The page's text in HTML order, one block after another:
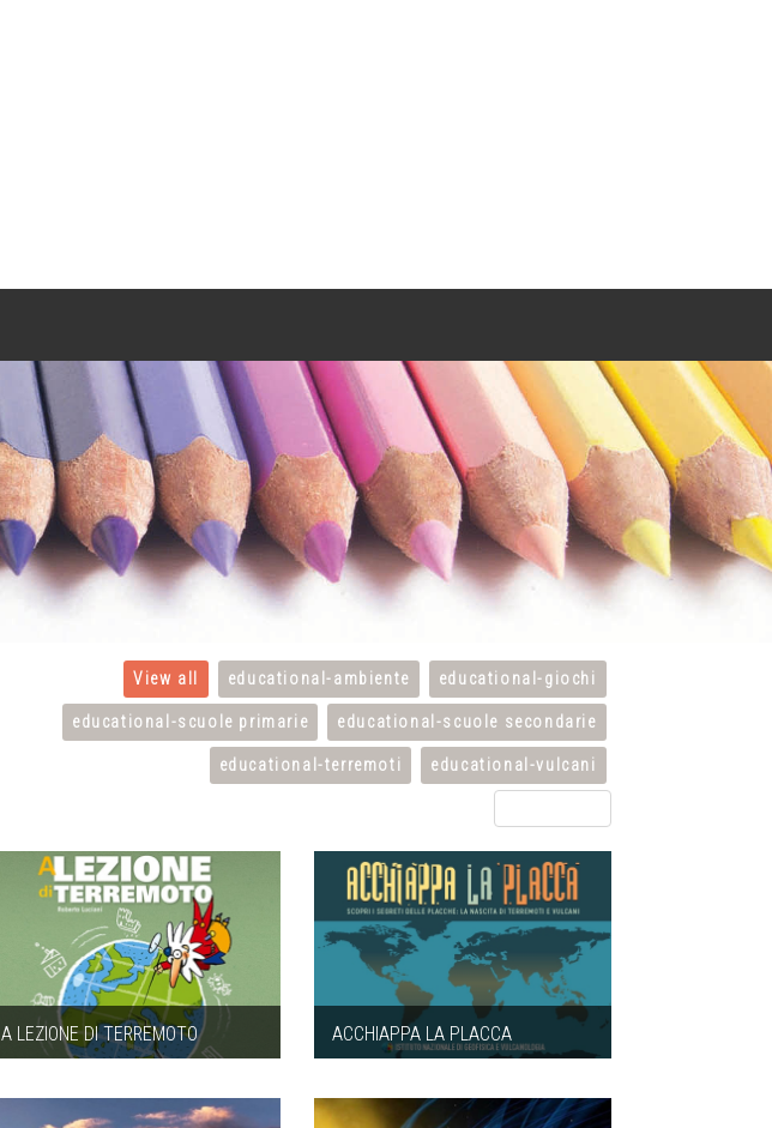
View all educational-ambiente educational-giochi
educational-scuole primarie educational-scuole secondarie
educational-terremoti educational-vulcani
A LEZIONE DI TERREMOTO ACCHIAPPA LA PLACCA